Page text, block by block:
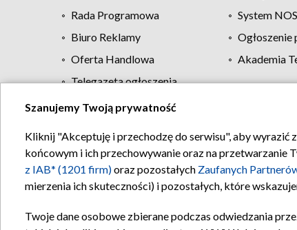
Rada Programowa
System NOS
Biuro Reklamy
Oferta Handlowa
Akademia
Telegazeta ogłoszenia
Regulamin TVP
Szanujemy Twoją prywatność
Kliknij "Akceptuję i przechodzę do serwisu", aby wyrazić
końcowym i ich przechowywanie oraz na przetwarzanie
z IAB* (1201 firm)oraz pozostałych Zaufanych
mierzenia ich skuteczności) i pozostałych, które
Twoje dane osobowe zbierane podczas odwiedzania